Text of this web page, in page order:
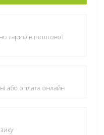
тарифів поштової
або оплата онлайн